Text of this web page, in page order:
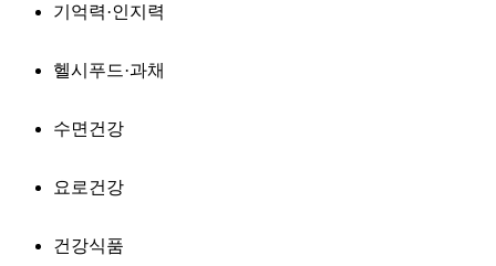
기억력·인지력
헬시푸드·과채
수면건강
요로건강
건강식품